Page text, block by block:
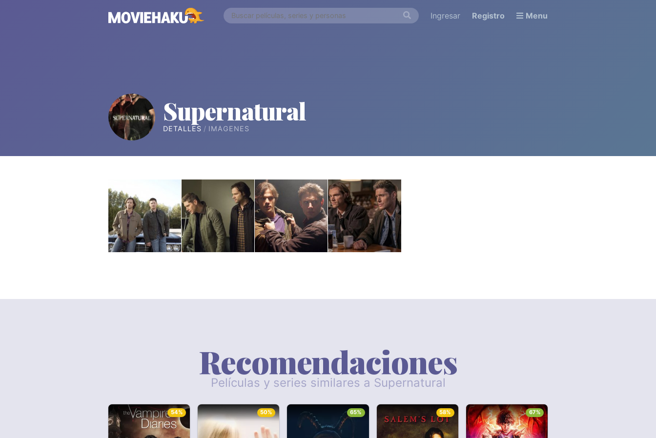
Ingresar Registro Menu
Supernatural
DETALLES IMÁGENES
Recomendaciones
Películas y series similares a Supernatural
54% 50% 65% 58% 67%